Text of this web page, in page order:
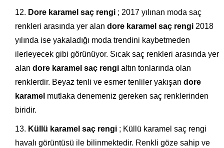
Dore karamel saç rengi ; 2017 yılınan moda saç
renkleri arasında yer alan dore karamel saç rengi 2018
yılında ise yakaladığı moda trendini kaybetmeden
ilerleyecek gibi görünüyor. Sıcak saç renkleri arasında yer
alan dore karamel saç rengi altın tonlarında olan
renklerdir. Beyaz tenli ve esmer tenliler yakışan dore
karamel mutlaka denemeniz gereken saç renklerinden
biridir.
Küllü karamel saç rengi ; Küllü karamel saç rengi
havalı görüntüsü ile bilinmektedir. Renkli göze sahip ve